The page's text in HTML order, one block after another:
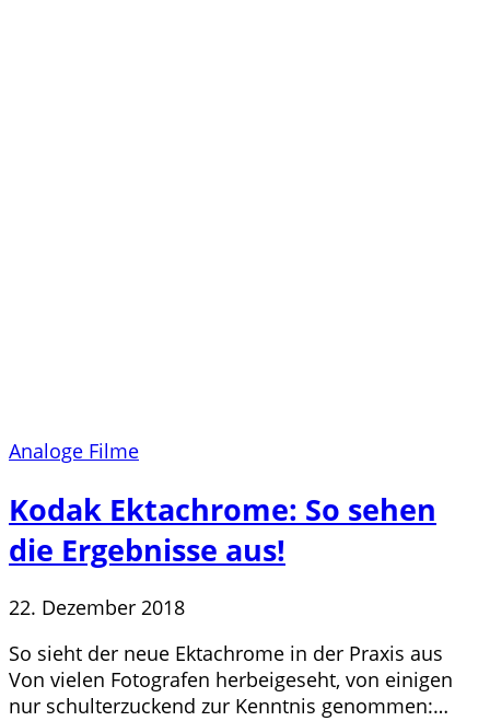
Analoge Filme
Kodak Ektachrome: So sehen
die Ergebnisse aus!
22. Dezember 2018
So sieht der neue Ektachrome in der Praxis aus
Von vielen Fotografen herbeigeseht, von einigen
nur schulterzuckend zur Kenntnis genommen:…